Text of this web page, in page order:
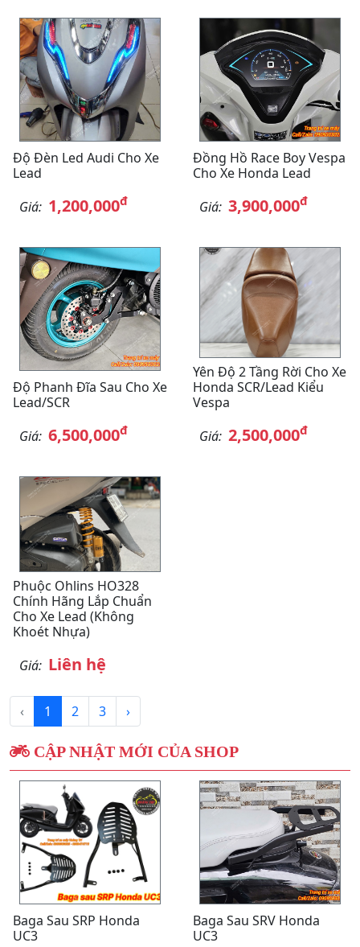
Độ Đèn Led Audi Cho Xe
Lead
Giá: 1,200,000đ
Đồng Hồ Race Boy Vespa
Cho Xe Honda Lead
Giá: 3,900,000đ
Độ Phanh Đĩa Sau Cho Xe
Lead/SCR
Giá: 6,500,000đ
Yên Độ 2 Tầng Rời Cho Xe
Honda SCR/Lead Kiểu
Vespa
Giá: 2,500,000đ
Phuộc Ohlins HO328
Chính Hãng Lắp Chuẩn
Cho Xe Lead (không
Khoét Nhựa)
Giá: Liên hệ
‹ 1 2 3 ›
CẬP NHẬT MỚI CỦA SHOP
Baga Sau SRP Honda
UC3
Baga Sau SRV Honda
UC3